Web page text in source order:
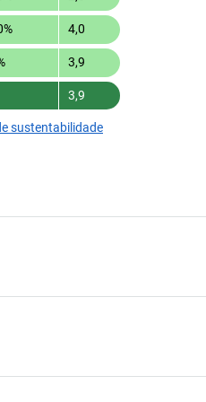
4,0
3,9
3,9
sustentabilidade